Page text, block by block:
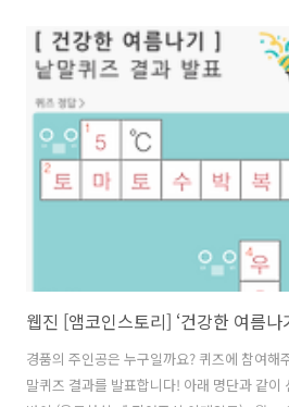
했다. 물론 순서로 보면 T1부터 해야겠지만,
했고 가장 정이 많은 T5를 처음 소개하는 것
(신죽, Xīnzhú) 공업단지 내 光复(광복,
그리 크지 않은 건물이지만 알차게 범핑
징의 최신 기술로써 고급 사양 패키징의 시작인
웹진 [앰코인스토리] ‘건강한 여름나
경품의 주인공은 누구일까요? 퀴즈에 참여해
말퀴즈 결과를 발표합니다! 아래 명단과 같이